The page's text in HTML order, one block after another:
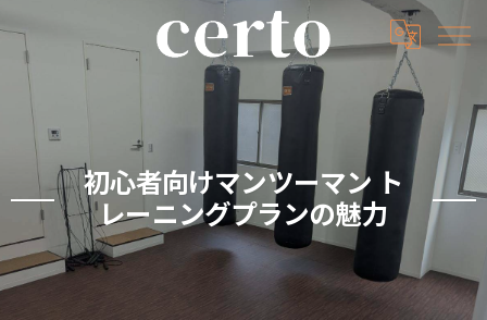
初心者向けマンツーマン ト
レーニングプランの魅力